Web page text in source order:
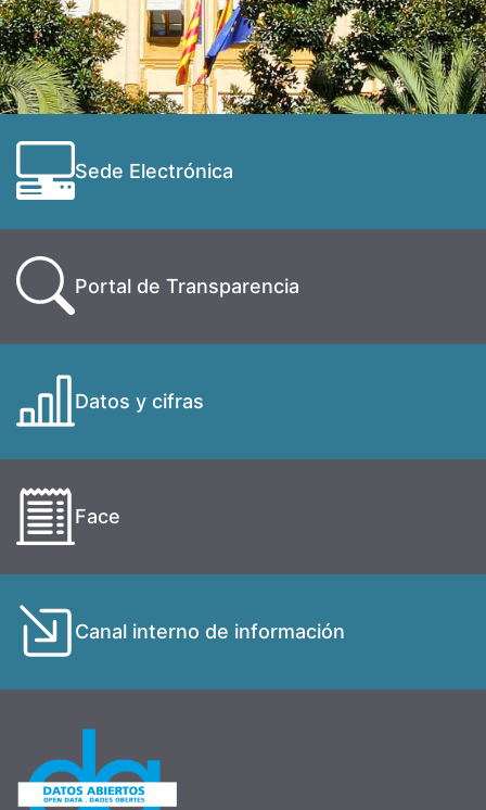
Sede Electrónica
Portal de Transparencia
Datos y cifras
Face
Canal interno de información